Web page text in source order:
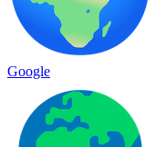
Google